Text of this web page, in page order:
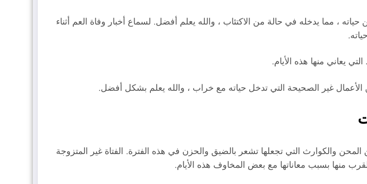
، مما يدخله في حالة من الاكتئاب ، والله يعلم أفضل. لسماع أخبار وفاة العم أثناء
يعاني منها هذه الأيام.
غير الصحيحة التي تدخل حياته مع خراب ، والله يعلم بشكل أفضل.
المحن والكوارث التي تجعلها تشعر بالضيق والحزن في هذه الفترة. الفتاة غير المتزوجة
منها بسبب معاناتها مع بعض المخاوف هذه الأيام.